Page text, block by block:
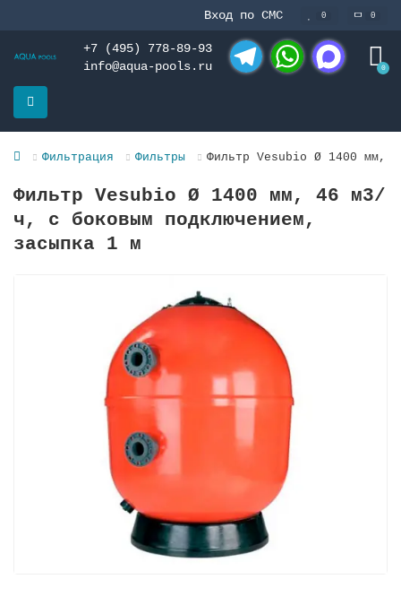
Вход по СМС 0 0
+7 (495) 778-89-93
info@aqua-pools.ru
0
Фильтрация Фильтры Фильтр Vesubio Ø 1400 мм,
Фильтр Vesubio Ø 1400 мм, 46 м3/
ч, с боковым подключением,
засыпка 1 м